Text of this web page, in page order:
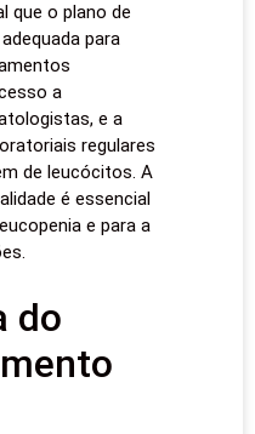
que o plano de
para
a
e a
regulares
de leucócitos. A
é essencial
e para a
do